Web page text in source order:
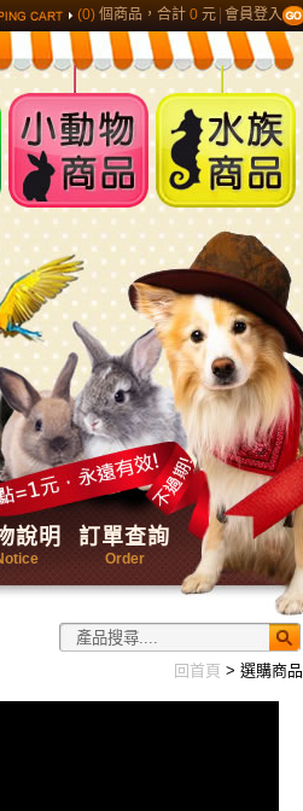
(0) 個商品，合計 0 元 會員登入
小動物商品 水族商品
說明 訂單查詢
Order
回首頁 > 選購商品